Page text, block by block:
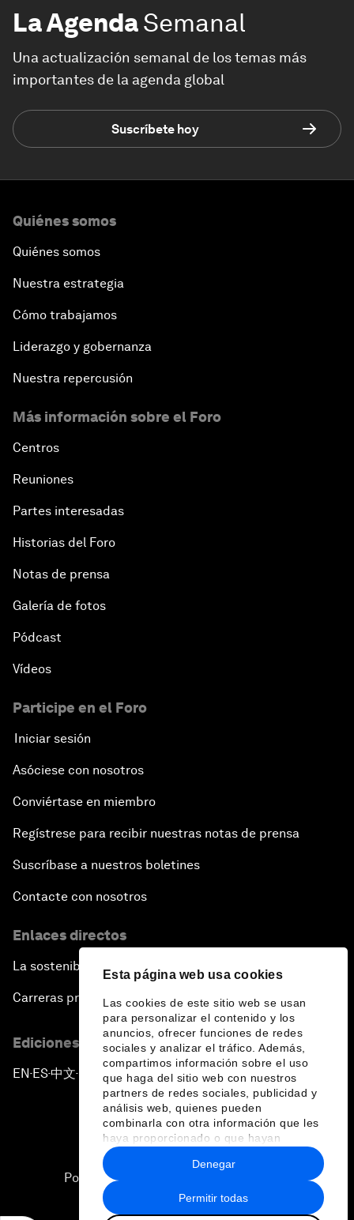
Esta página web usa cookies
Las cookies de este sitio web se usan
para personalizar el contenido y los
anuncios, ofrecer funciones de redes
sociales y analizar el tráfico. Además,
compartimos información sobre el uso
que haga del sitio web con nuestros
partners de redes sociales, publicidad y
análisis web, quienes pueden
combinarla con otra información que les
haya proporcionado o que hayan
recopilado a partir del uso que haya
hecho de sus servicios.
Permitir todas
Denegar
La AgendaSemanal
Una actualización semanal de los temas más
importantes de la agenda global
Suscríbete hoy
Quiénes somos
Quiénes somos
Nuestra estrategia
Cómo trabajamos
Liderazgo y gobernanza
Nuestra repercusión
Más información sobre el Foro
Centros
Reuniones
Partes interesadas
Historias del Foro
Notas de prensa
Galería de fotos
Pódcast
Vídeos
Participe en el Foro
Iniciar sesión
Asóciese con nosotros
Conviértase en miembro
Regístrese para recibir nuestras notas de prensa
Suscríbase a nuestros boletines
Contacte con nosotros
Enlaces directos
La sostenibilidad en el Foro
Carreras profesionales
Ediciones en otros idiomas
EN ▪ ES▪中文▪ 日本語
Política de privacidad y normas de uso